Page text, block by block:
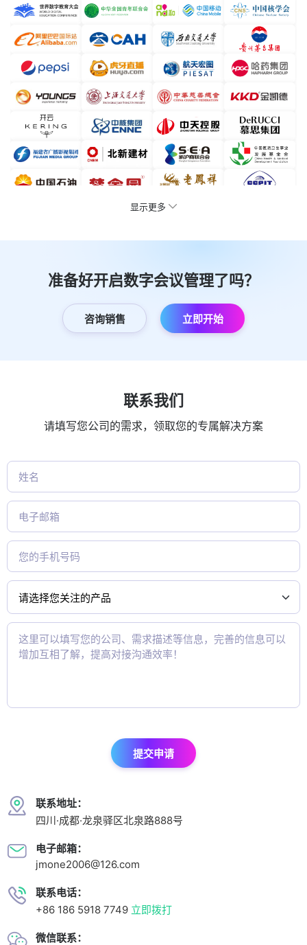
显示更多
准备好开启数字会议管理了吗？
咨询销售 立即开始
联系我们
请填写您公司的需求，领取您的专属解决方案
联系地址：
四川·成都·龙泉驿区北泉路888号
电子邮箱：
jmone2006@126.com
联系电话：
+86 186 5918 7749 立即拨打
微信联系：
提交申请